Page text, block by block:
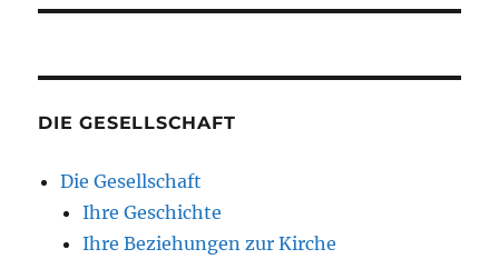
DIE GESELLSCHAFT
Die Gesellschaft
Ihre Geschichte
Ihre Beziehungen zur Kirche